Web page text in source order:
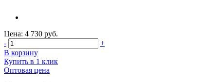
Цена: 4 730 руб.
-
+
В корзину
Купить в 1 клик
Оптовая цена